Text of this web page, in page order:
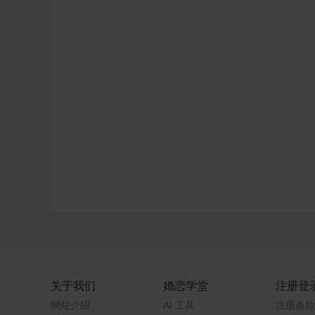
关于我们
网站介绍
婚恋学堂
AI 工具
注册登
注册条款